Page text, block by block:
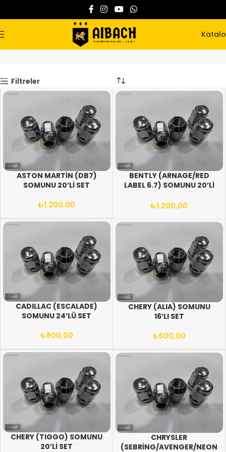
Ana Sayfa Somun
Filtreler
ASTON MARTİN (DB7)
SOMUNU 20’Lİ SET
₺1.200,00
BENTLY (ARNAGE/RED
LABEL 6.7) SOMUNU 20’Lİ
₺1.200,00
CADILLAC (ESCALADE)
SOMUNU 24’LÜ SET
₺800,00
CHERY (ALIA) SOMUNU
16’LI SET
₺500,00
CHERY (TIGGO) SOMUNU
20’Lİ SET
CHRYSLER
(SEBRİNG/AVENGER/NEON